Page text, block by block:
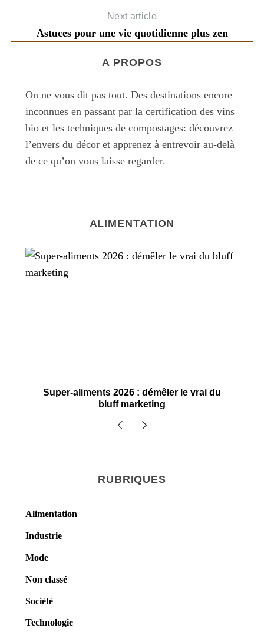
Next article
Astuces pour une vie quotidienne plus zen
A PROPOS
On ne vous dit pas tout. Des destinations encore
inconnues en passant par la certification des vins
bio et les techniques de compostages: découvrez
l’envers du décor et apprenez à entrevoir au-delà
de ce qu’on vous laisse regarder.
ALIMENTATION
Super-aliments 2026 : démêler le vrai du
bluff marketing
RUBRIQUES
Alimentation
Industrie
Mode
Non classé
Société
Technologie